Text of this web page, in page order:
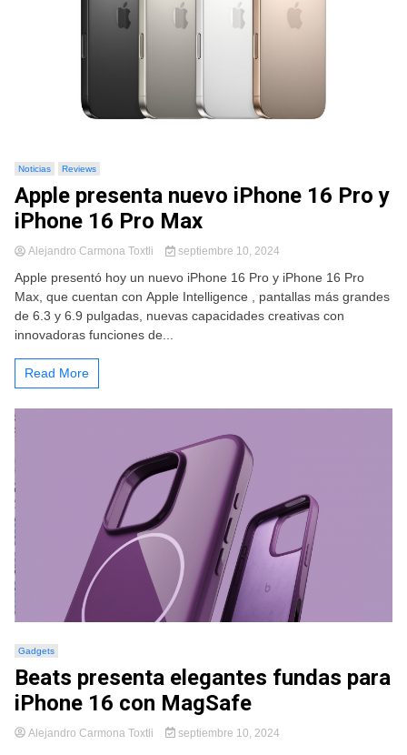
Noticias Reviews
Apple presenta nuevo iPhone 16 Pro y
iPhone 16 Pro Max
Alejandro Carmona Toxtli septiembre 10, 2024
Apple presentó hoy un nuevo iPhone 16 Pro y iPhone 16 Pro
Max, que cuentan con Apple Intelligence , pantallas más grandes
de 6.3 y 6.9 pulgadas, nuevas capacidades creativas con
innovadoras funciones de...
Read More
Gadgets
Beats presenta elegantes fundas para
iPhone 16 con MagSafe
Alejandro Carmona Toxtli septiembre 10, 2024